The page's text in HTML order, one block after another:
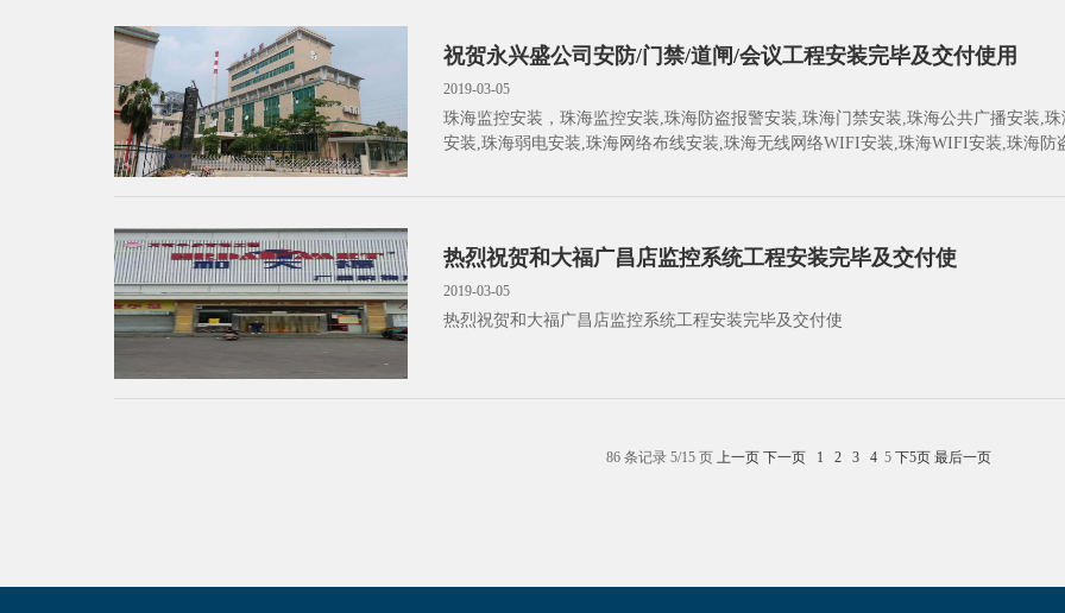
祝贺永兴盛公司安防/门禁/道闸/会议工程安装完毕及交付使用
2019-03-05
珠海监控安装，珠海监控安装,珠海防盗报警安装,珠海门禁安装,珠海公共广播安装,
安装,珠海弱电安装,珠海网络布线安装,珠海无线网络WIFI安装,珠海WIFI安装,珠海
热烈祝贺和大福广昌店监控系统工程安装完毕及交付使
2019-03-05
热烈祝贺和大福广昌店监控系统工程安装完毕及交付使
86 条记录 5/15 页 上一页 下一页 1 2 3 4 5 下5页 最后一页